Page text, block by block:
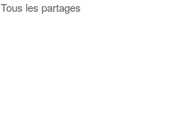
Tous les partages